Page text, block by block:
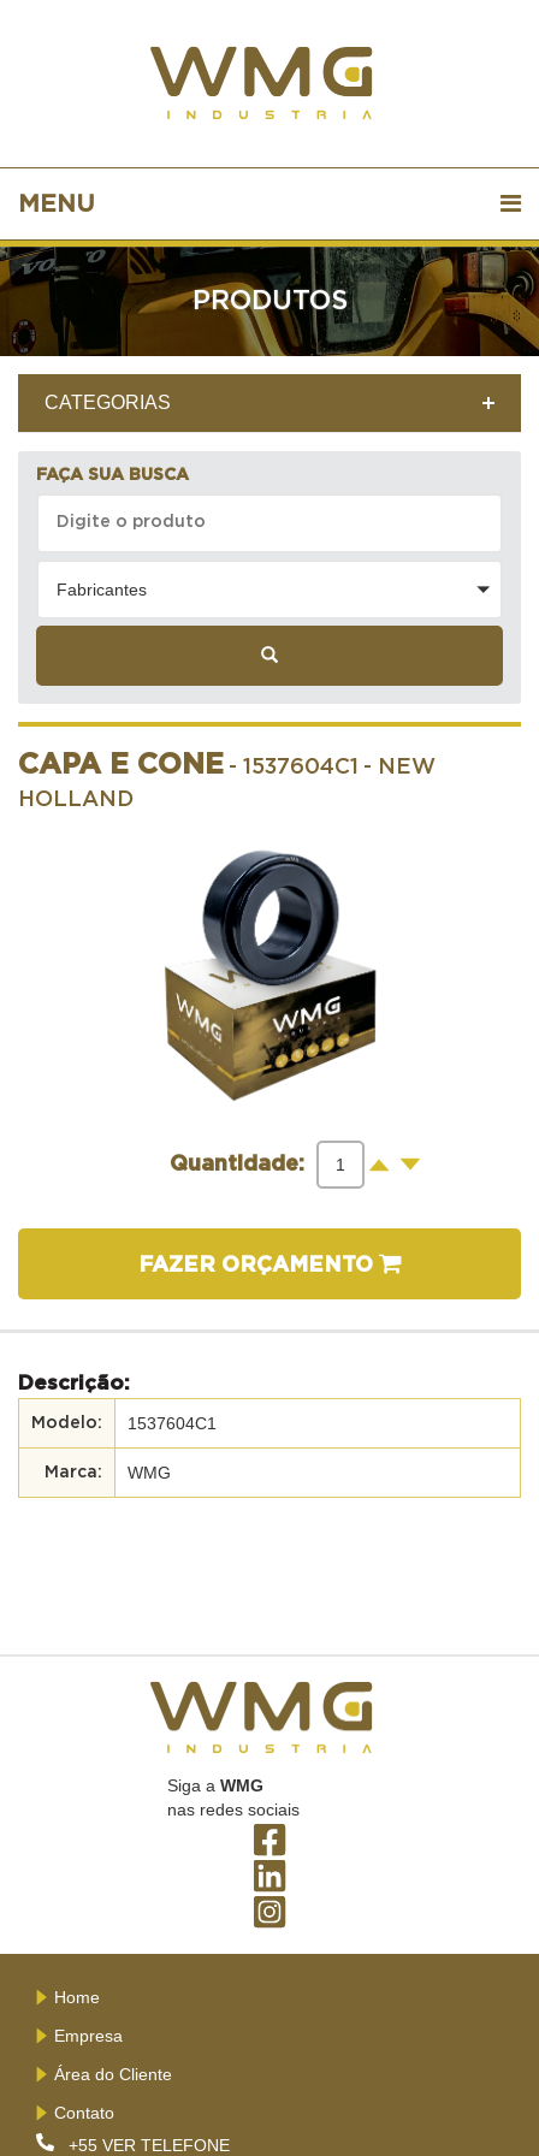
MENU
PRODUTOS
CATEGORIAS
FAÇA SUA BUSCA
Fabricantes
CAPA E CONE - 1537604C1 - NEW
HOLLAND
Quantidade: + -
FAZER ORÇAMENTO
Descrição:
1537604C1
WMG
Siga a WMG
nas redes sociais
Home
Empresa
Área do Cliente
Contato
+55 VER TELEFONE